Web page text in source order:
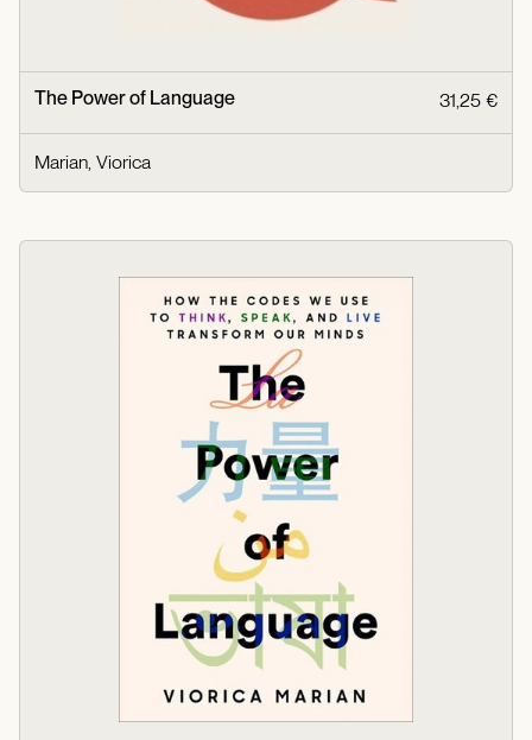
The Power of Language 31,25 €
Marian, Viorica